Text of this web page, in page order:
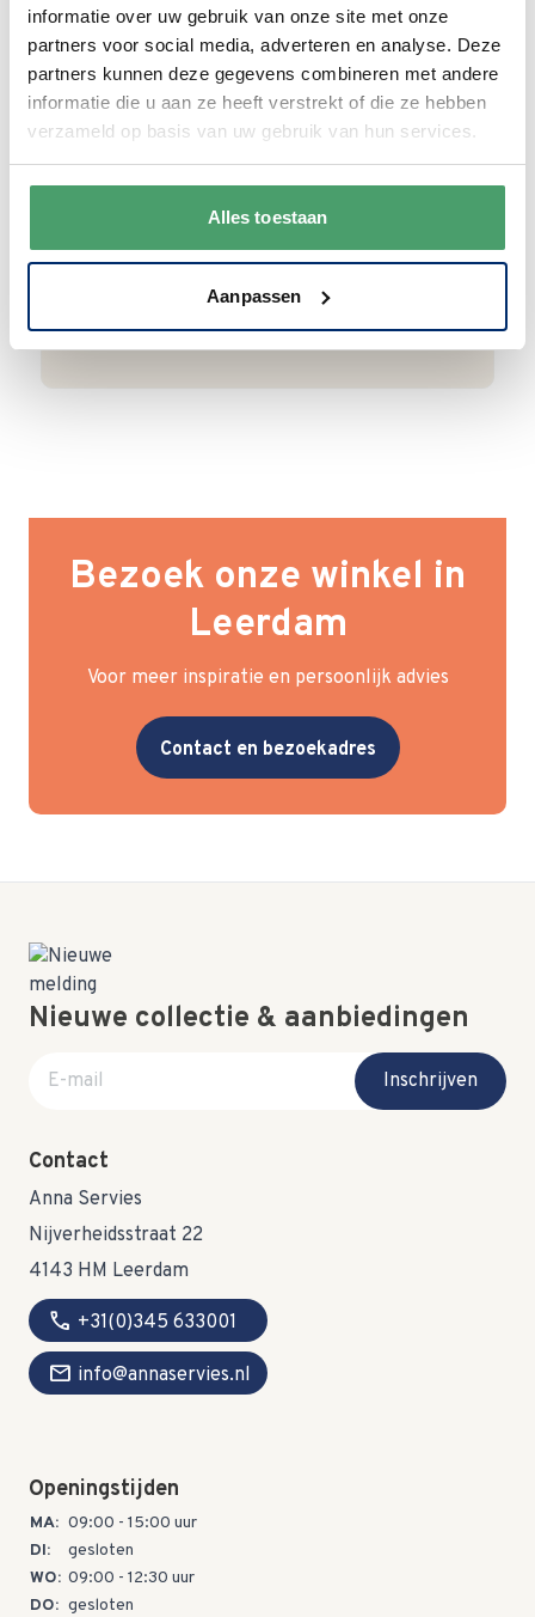
informatie over uw gebruik van onze site met onze
partners voor social media, adverteren en analyse. Deze
partners kunnen deze gegevens combineren met andere
informatie die u aan ze heeft verstrekt of die ze hebben
verzameld op basis van uw gebruik van hun services.
Alles toestaan
Aanpassen
Goede waardering
We krijgen een goede waardering van Onze
klanten. 9+ gemiddeld.
Bezoek onze winkel in
Leerdam
Voor meer inspiratie en persoonlijk advies
Contact en bezoekadres
Nieuwe collectie & aanbiedingen
E-mail adres
Inschrijven
Contact
Anna Servies
Nijverheidsstraat 22
4143 HM Leerdam
call +31(0)345 633001
mail info@annaservies.nl
Openingstijden
MA: 09:00 - 15:00 uur
DI:
gesloten
WO: 09:00 - 12:30 uur
DO: gesloten